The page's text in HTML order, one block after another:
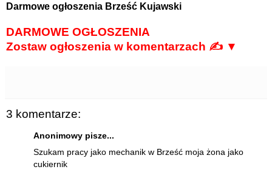
Darmowe ogłoszenia Brześć Kujawski
DARMOWE OGŁOSZENIA
Zostaw ogłoszenia w komentarzach ✍ ▼
3 komentarze:
Anonimowy pisze...
Szukam pracy jako mechanik w Brześć moja żona jako
cukiernik